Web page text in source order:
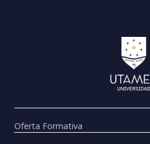
Oferta Formativa